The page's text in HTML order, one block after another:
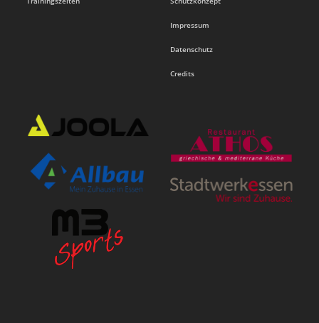
Impressum
Datenschutz
Credits